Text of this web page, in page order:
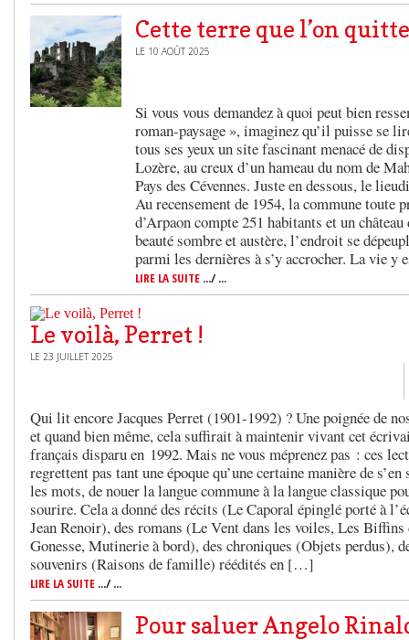
Cette terre que l’on quitte
LE 10 AOÛT 2025
Si vous vous demandez à quoi peut bien
roman-paysage », imaginez qu’il puisse se
tous ses yeux un site fascinant menacé de
Lozère, au creux d’un hameau du nom de
Pays des Cévennes. Juste en dessous, le
Au recensement de 1954, la commune toute
d’Arpaon compte 251 habitants et un
beauté sombre et austère, l’endroit se
parmi les dernières à s’y accrocher. La vie
LIRE LA SUITE .../ ...
Le voilà, Perret !
LE 23 JUILLET 2025
Qui lit encore Jacques Perret (1901-1992) ? Une poignée de
et quand bien même, cela suffirait à maintenir vivant cet
français disparu en 1992. Mais ne vous méprenez pas : ces
regrettent pas tant une époque qu’une certaine manière de s’en
les mots, de nouer la langue commune à la langue classique
sourire. Cela a donné des récits (Le Caporal épinglé porté à
Jean Renoir), des romans (Le Vent dans les voiles, Les Biffins
Gonesse, Mutinerie à bord), des chroniques (Objets perdus),
souvenirs (Raisons de famille) réédités en […]
LIRE LA SUITE .../ ...
Pour saluer Angelo